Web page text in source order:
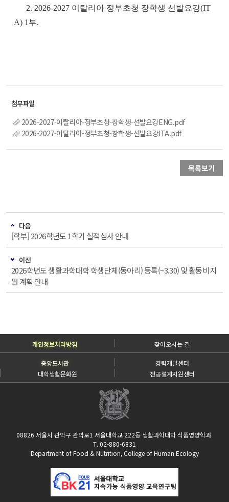
2. 2026-2027 이탈리아 정부초청 장학생 선발요강(IT
A) 1부.
2026-2027-이탈리아-정부초청-장학생-선발요강ENG.pdf
2026-2027-이탈리아-정부초청-장학생-선발요강ITA.pdf
목록보기
다음
[학부] 2026학년도 1학기 실적심사 안내
이전
2026학년도 생활과학대학 학생단체(동아리) 등록(~3.30) 및 활동비 지
원 계획 안내
개인정보처리방침 찾아오시는 길
중앙도서관
경력개발센터
대학생활문화원
전공설계지원센터
08826 서울시 관악구 관악로1 서울대학교 222동 생활과학대학 식품영양학과
T. 02-880-6831
Department of Food & Nutrition, College of Human Ecology